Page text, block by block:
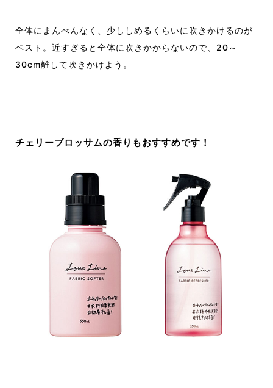
全体にまんべんなく、少ししめるくらいに吹きかけるのが
ベスト。近すぎると全体に吹きかからないので、 20 ～
30cm離して吹きかけよう。
チェリーブロッサムの香りもおすすめです ！